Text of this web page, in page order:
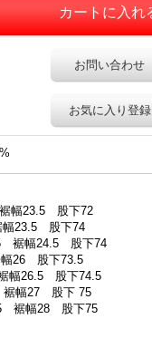
お問い合わせ
お気に入り登録
幅23.5 股下72
23.5 股下74
裾幅24.5 股下74
26 股下73.5
幅26.5 股下74.5
幅27 股下 75
裾幅28 股下75